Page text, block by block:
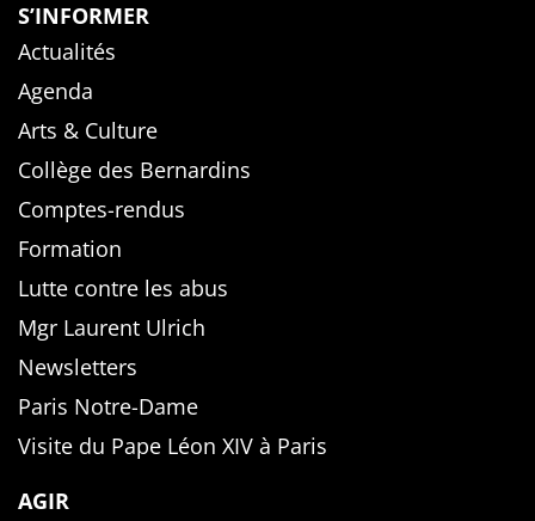
S’INFORMER
Actualités
Agenda
Arts & Culture
Collège des Bernardins
Comptes-rendus
Formation
Lutte contre les abus
Mgr Laurent Ulrich
Newsletters
Paris Notre-Dame
Visite du Pape Léon XIV à Paris
AGIR